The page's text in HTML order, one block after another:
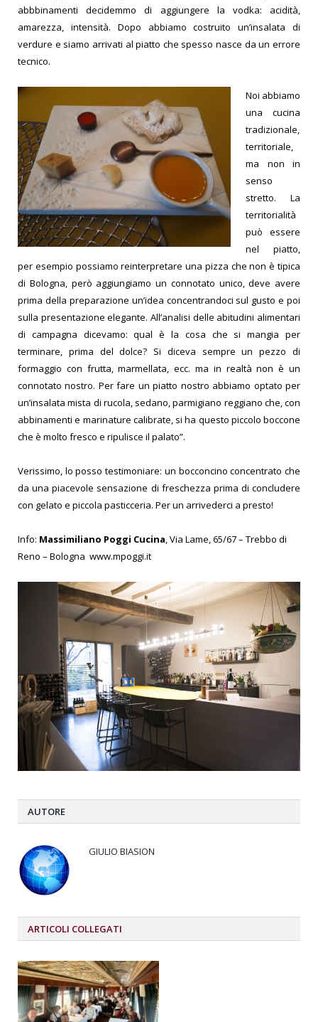
abbbinamenti decidemmo di aggiungere la vodka: acidità,
amarezza, intensità. Dopo abbiamo costruito un’insalata di
verdure e siamo arrivati al piatto che spesso nasce da un errore
tecnico.
Noi abbiamo
una cucina
tradizionale,
territoriale,
ma non in
senso
stretto. La
territorialità
può essere
nel piatto,
per esempio possiamo reinterpretare una pizza che non è tipica
di Bologna, però aggiungiamo un connotato unico, deve avere
prima della preparazione un’idea concentrandoci sul gusto e poi
sulla presentazione elegante. All’analisi delle abitudini alimentari
di campagna dicevamo: qual è la cosa che si mangia per
terminare, prima del dolce? Si diceva sempre un pezzo di
formaggio con frutta, marmellata, ecc. ma in realtà non è un
connotato nostro. Per fare un piatto nostro abbiamo optato per
un’insalata mista di rucola, sedano, parmigiano reggiano che, con
abbinamenti e marinature calibrate, si ha questo piccolo boccone
che è molto fresco e ripulisce il palato”.
Verissimo, lo posso testimoniare: un bocconcino concentrato che
da una piacevole sensazione di freschezza prima di concludere
con gelato e piccola pasticceria. Per un arrivederci a presto!
Info: Massimiliano Poggi Cucina, Via Lame, 65/67 – Trebbo di
Reno – Bologna www.mpoggi.it
AUTORE
GIULIO BIASION
ARTICOLI COLLEGATI